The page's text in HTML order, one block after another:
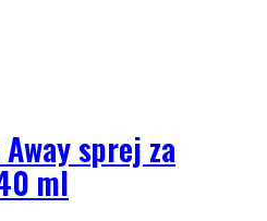
sprej za
ml